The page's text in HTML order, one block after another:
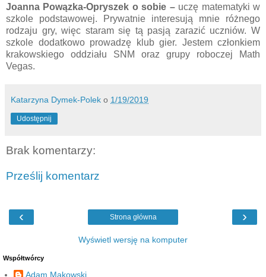
Joanna Powązka-Opryszek o sobie – uczę matematyki w
szkole podstawowej. Prywatnie interesują mnie różnego
rodzaju gry, więc staram się tą pasją zarazić uczniów. W
szkole dodatkowo prowadzę klub gier. Jestem członkiem
krakowskiego oddziału SNM oraz grupy roboczej Math
Vegas.
Katarzyna Dymek-Polek o 1/19/2019
Udostępnij
Brak komentarzy:
Prześlij komentarz
‹ ›
Strona główna
Wyświetl wersję na komputer
Współtwórcy
Adam Makowski